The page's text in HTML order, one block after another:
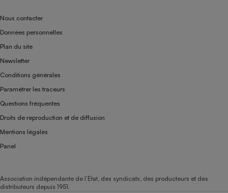
Nous contacter
Données personnelles
Plan du site
Newsletter
Conditions générales
Paramétrer les traceurs
Questions fréquentes
Droits de reproduction et de diffusion
Mentions légales
Panel
Association indépendante de l’État, des syndicats, des producteurs et des
distributeurs depuis 1951.